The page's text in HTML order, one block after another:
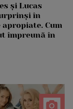
și Lucas
în
Cum
împreună în